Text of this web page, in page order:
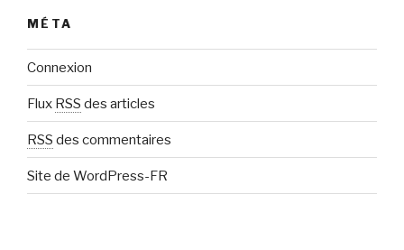
MÉTA
Connexion
Flux RSS des articles
RSS des commentaires
Site de WordPress-FR